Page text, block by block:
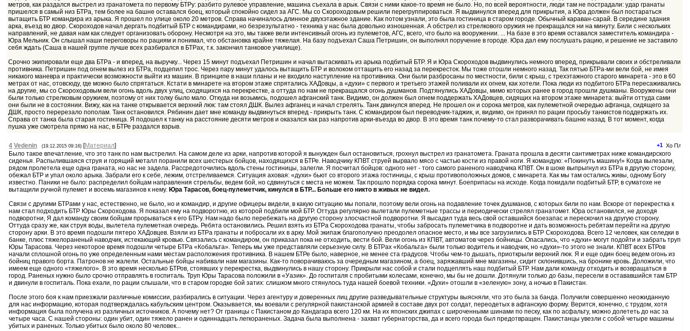
метров, как раздался выстрел из гранатомета по первому БТРу: разбито рулевое управление, машина съехала в арык. Связи с ними какое-то время не было. Но, по всей вероятности, люди там не пострадали: удар гранаты
пришелся в самый низ БТРа, тем более на башне оставался боец, который спокойно сидел за АГС. Мы со Скороходовым решили перегруппироваться. Я выдвинулся вперед для прикрытия, а Юра должен был постараться
вытащить БТР командира из арыка. Я прошел по улице около 20 метров. Справа начиналось длинное двухэтажное здание. Как потом узнали, это была гостиница в старом городе. Обычный караван-сарай. В середине здания
арка, въезд во двор. Скороходов начал дергать подбитый БТР с командирами, но безрезультатно - техника у нас была довольно изношенная. А обстрел из стрелкового оружия не прекращался ни на минуту. Били с нескольких
направлений, не давая нам как следует организовать оборону. Несмотря на это, мы также вели интенсивный огонь из пулеметов, АГС, всего, что было на вооружении. ... На базе в это время оставался заместитель командира -
Юра Мельник. Он слышал наши переговоры по рациям и понимал, что обстановка крайне тяжелая. На базу подъехал Саша Петришин, он выполнял поручение в городе. Юра дал ему послушать рацию, и решение не заставило
себя ждать (Саша в нашей группе лучше всех разбирался в БТРах, т.к. закончил танковое училище).
Срочно экипировали еще два БТРа - и вперед, на выручку... Через 15 минут подъехал Петришин и начал вытаскивать из арыка подбитый БТР. Я и Юра Скороходов выдвинулись немного вперед, прикрывали своих и обстреливали
противника. Петришин под огнем вылез из БТРа, подцепил трос. Через пару минут удалось вытащить БТР и волоком оттащить его назад за перекресток. Мы тоже отошли немного назад. Так пятью БТРа-ми вели бой, не имея
никакого маневра и практически возможности выйти из машин. В принципе в наши планы и не входило наступление на противника. Они были разбросаны по местности, били с крыш, с трехэтажного старого минарета - это в 60
метрах от нас, отовсюду, где можно было спрятаться. Кстати в минарете на втором этаже спрятались ХАДовцы, а «духи» с первого и третьего этажей поливали их огнем, как хотели. Пока люди из подбитого БТРа пересаживались
на другие, мы со Скороходовым вели огонь вдоль двух улиц, сходящихся на перекрестке, а оттуда по нам не прекращался огонь душманов. Подтянулись ХАДовцы, мимо которых ранее в город прошли душманы. Вооружены они
были только стрелковым оружием, поэтому от них толку было мало. Откуда ни возьмись, подошел афганский танк. Видимо, он должен был огнем поддержать ХАДовцев, сидящих на втором этаже минарета: выйти оттуда сами
они были не в состоянии. Вижу, как на танке открывается верхний люк: там стоял ДШК. Вылез афганец и начал стрелять. Танк двинулся вперед. Не прошел он и сорока метров, как пулеметной очередью афганца, сидящего за
ДШК, просто перерезало пополам. Танк остановился. Рябинин дает мне команду выдвинуться вперед - прикрыть танк. С командиром был переводчик-таджик, и, видимо, он принял по рации просьбу танкистов поддержать их.
Справа от танка была старая гостиница. Я подошел к танку на расстояние десяти метров и оказался как раз напротив арки-въезда во двор. В это время танк почему-то стал разворачивать башню назад. В тот момент, когда
пушка уже смотрела прямо на нас, в БТРе раздался взрыв.
+1
4 Vedenin (19.12.2015 09:16) [Материал]
Было такое впечатление, что это танк по нам выстрелил. На самом деле из арки, напротив которой я вынужден был остановиться, грохнул выстрел из гранатомета. Граната прошла в десяти сантиметрах ниже командирского
сиденья. Распылившаяся струя и горящий металл поранили всех шестерых бойцов, находящихся в БТРе. Наводчику КПВТ струей вырвало мясо с частью кости из правой ноги. Я командую: «Покинуть машину!» Когда вылезали,
рядом пролетела еще одна граната, но нас не задела. Рассредоточились вдоль стены гостиницы, залегли. Я посчитал бойцов: одного нет - того самого раненого наводчика КПВТ. Он в шоке выпрыгнул из БТРа в другую сторону,
обежал БТР и упал около арыка. Забрали его к себе, лежим, отстреливаемся. Ситуация аховая: «духи» бьют со второго этажа гостиницы, с крыш противоположных домов, с минарета. Как мы там остались живы, одному Богу
известно. Паники не было: распределил бойцам направления стрельбы, ведем бой, но сдвинуться с места не можем. Так прошло порядка сорока минут. Боеприпасы на исходе. Когда покидали подбитый БТР, в суматохе не
вытащили ручной пулемет и восемь магазинов к нему. Юра Тарасов, боец-пулеметчик, кинулся в БТР... Больше его никто в живых не видел.
Связи с другими БТРами у нас, естественно, не было, но и командир, и другие офицеры видели, в какую ситуацию мы попали, поэтому вели огонь на подавление точек душманов, с которых били по нам. Вскоре от перекрестка к
нам стал подходить БТР Юры Скороходова. Я показал ему на подворотню, из которой подбили мой БТР. Оттуда регулярно вылетали пулеметные трассы и периодически стрелял гранатомет. Юра остановился, не доходя
подворотни, Я дал команду своим бойцам прорываться к его БТРу. Нам надо было перебежать на другую сторону злосчастной подворотни. Я высадил туда весь свой оставшийся боезапас и перескочил на другую сторону.
Оттуда сразу же, как струя воды, вылетела пулеметная очередь. Ребята остановились. Решил взять из БТРа Скороходова гранаты, чтобы забросать пулеметчика в подворотне и дать возможность ребятам перейти на другую
сторону арки. В это время подошли пятеро ХАДовцев. Взяли из БТРа гранаты и побросали их в арку. Мой экипаж благополучно преодолел опасное место, и мы все загрузились в БТР Скороходова. Всего 12 человек, как селедки в
банке, плюс тяжелораненый наводчик, истекающий кровью. Связались с командиром, он приказал пока не отходить, вести бой. Вели огонь из КПВТ, автоматов через бойницы. Опасались, что «духи» могут подойти и забрать труп
Юры Тарасова. Через некоторое время подошли четыре БТРа «Кобальта». Теперь мы уже представляли серьезную силу. В БТРах «Кобальта» были только водитель и наводчик, но «духи»-то этого не знали. КПВТ всех БТРов
начали сплошной огонь по уже определенным нами местам расположения противника. В нашем БТРе было, наверное, не менее ста градусов. Чтобы чем-то дышать, приоткрыли верхний люк. Я и еще один боец ведем огонь из
бойниц правого борта. Патронов не жалели. Остальные бойцы набивали нам магазины. Как-то поворачиваюсь за очередным магазином, а боец, заряжавший мне магазины, сидит склонившись, на бронике кровь. Доложили, что
имеем еще одного «тяжелого». В это время несколько БТРов, стоявших у перекрестка, выдвинулись в нашу сторону. Прикрыли нас собой и стали подцеплять наш подбитый БТР. Нам дали команду отходить и возвращаться в
город. Раненых нужно было срочно отправлять в госпиталь. Труп Юры Тарасова положили в «Уазик». До госпиталя с пробитыми колесами, конечно, мы бы не дошли. Дотянули только до базы, пересели в остававшийся там БТР
и двинули в госпиталь. Пока ехали, по рации слышали, что в старом городке бой затих: слишком много стянулось туда нашей боевой техники. «Духи» отошли в «зеленую» зону, а ночью в Пакистан.
После этого боя к нам приезжали различные комиссии, разбирались в ситуации. Через агентуру и доверенных лиц другие разведывательные структуры выясняли, что это была за банда. Получили совершенно неожиданную
для нас информацию, которая подтверждалась кабульским центром. Оказывается, мы воевали с регулярной пакистанской армией в составе двух рот солдат, переодетых в афганскую форму. Верится, конечно, с трудом, хотя
информация была получена из различных источников. А почему нет? От границы с Пакистаном до Кандагара всего 120 км. На их японских джипах с широченными шинами по песку, как по асфальту, можно долететь до нас за
четыре часа. С нашей стороны: один убит, один тяжело ранен и одиннадцать легкораненых. Задача была выполнена - захват губернаторства, да и всего города был предотвращен. Пакистанцы увезли с собой четыре машины
убитых и раненых. Только убитых было около 80 человек...